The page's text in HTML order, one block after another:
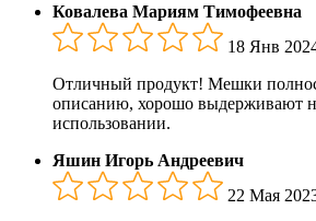
Ковалева Мариям Тимофеевна
18 Янв
Отличный продукт! Мешки
описанию, хорошо выдерживают
использовании.
Яшин Игорь Андреевич
22 Мая